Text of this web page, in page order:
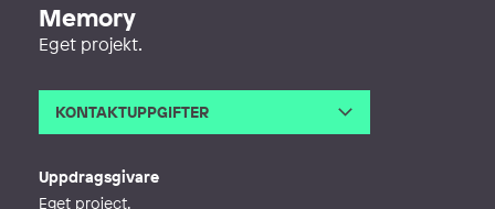
Memory
Eget projekt.
KONTAKTUPPGIFTER
Uppdragsgivare
Eget project.